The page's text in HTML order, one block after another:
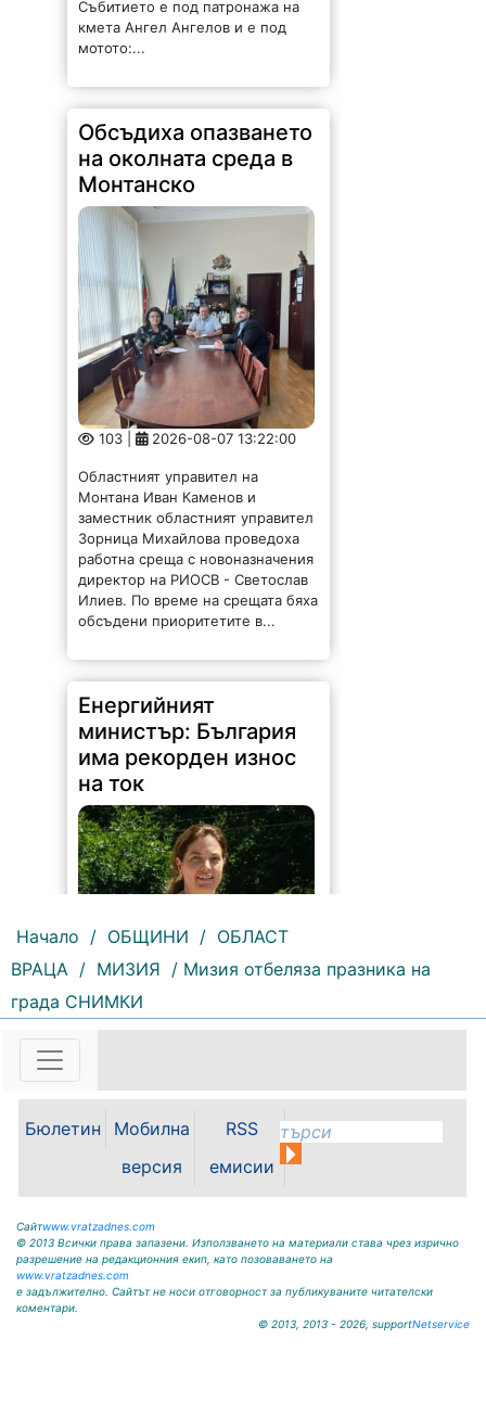
мотото:...
Обсъдиха опазването
на околната среда в
Монтанско
103 | 2026-08-07 13:22:00
Областният управител на
заместник областният управител
Зорница Михайлова проведоха
работна среща с новоназначения
директор на РИОСВ - Светослав
Илиев. По време на срещата бяха
обсъдени приоритетите в...
Енергийният
министър: България
има рекорден износ
на ток
172 | 2026-08-07 11:47:09
България изнася рекордни
количества електроенергия, а
АЕЦ „Козлодуй“ продължава да
рекордно ниските нива на река
Дунав. Това заяви министърът на
енергетиката Ива Петрова в
Начало / ОБЩИНИ / ОБЛАСТ
ВРАЦА / МИЗИЯ / Мизия отбеляза празника на
града СНИМКИ
Бюлетин
Мобилна
версия
RSS
емисии
Сайтwww.vratzadnes.com
© 2013 Всички права запазени. Използването на материали става чрез изрично
разрешение на редакционния екип, като позоваването на
www.vratzadnes.com
е задължително. Сайтът не носи отговорност за публикуваните читателски
коментари.
© 2013, 2013 - 2026, supportNetservice